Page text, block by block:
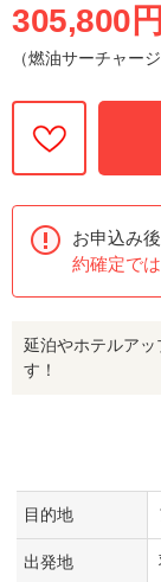
305,800円
（燃油サーチャー
お申込み
約確定で
延泊やホテルア
す！
目的地
出発地